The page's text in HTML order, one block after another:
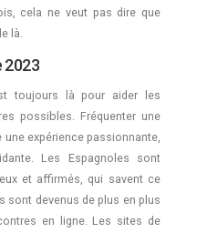
cela ne veut pas dire que
là.
2023
toujours là pour aider les
possibles. Fréquenter une
expérience passionnante,
Les Espagnoles sont
et affirmés, qui savent ce
sont devenus de plus en plus
en ligne. Les sites de